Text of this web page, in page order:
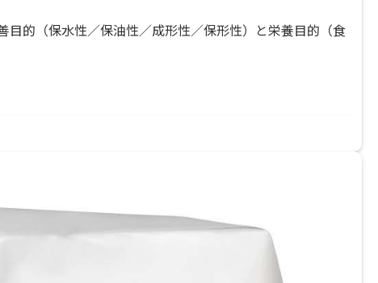
的（保水性／保油性／成形性／保形性）と栄養目的（食